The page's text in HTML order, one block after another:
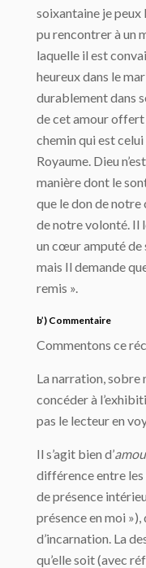
soixantaine je peux
pu rencontrer à un
laquelle il est
heureux dans le
durablement dans
de cet amour offert
chemin qui est
Royaume. Dieu
manière dont le
que le don de
de notre volonté. Il
un cœur amputé de
mais Il demande
remis ».
b’) Commentaire
Commentons ce
La narration, sobre
concéder à
pas le lecteur en
Il s’agit bien d’
différence entre les
de présence
présence en moi »),
d’incarnation. La
qu’elle soit (avec